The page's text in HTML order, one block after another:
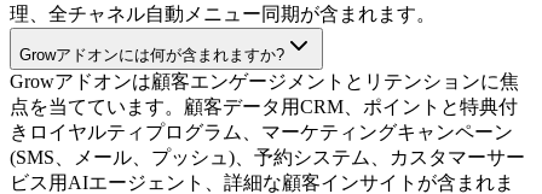
理、全チャネル自動メニュー同期が含まれます。
Growアドオンには何が含まれますか?
Growアドオンは顧客エンゲージメントとリテンションに焦
点を当てています。顧客データ用CRM、ポイントと特典付
きロイヤルティプログラム、マーケティングキャンペーン
(SMS、メール、プッシュ)、予約システム、カスタマーサー
ビス用AIエージェント、詳細な顧客インサイトが含まれま